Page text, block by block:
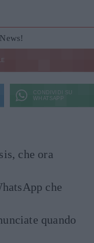
CONDIVIDI SU
WHATSAPP
che ora
che
quando